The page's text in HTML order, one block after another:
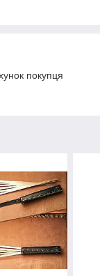
покупця